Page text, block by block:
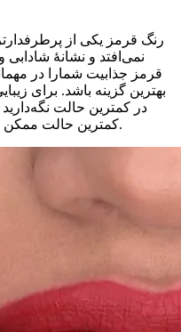
رنگ قرمز یکی از
نمی‌افتد و نشانهٔ
قرمز جذابیت شمارا در
بهترین گزینه باشد. برای
در کمترین حالت
کمترین حالت ممکن نگه‌دارید و توجه را روی لب‌ها بگذارید.